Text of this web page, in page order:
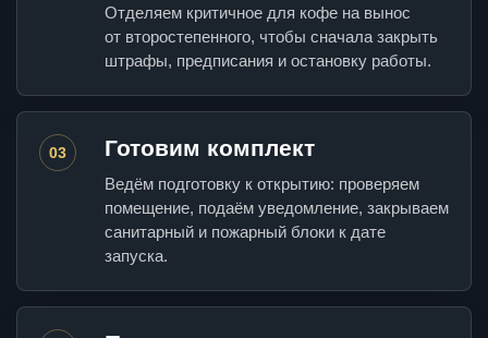
Отделяем критичное для кофе на вынос
от второстепенного, чтобы сначала закрыть
штрафы, предписания и остановку работы.
03 Готовим комплект
Ведём подготовку к открытию: проверяем
помещение, подаём уведомление, закрываем
санитарный и пожарный блоки к дате
запуска.